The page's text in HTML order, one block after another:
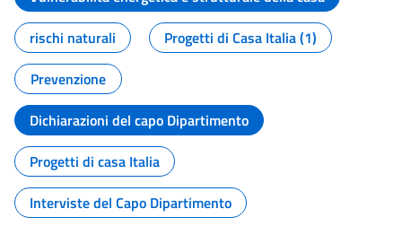
rischi naturali
Progetti di Casa Italia (1)
Prevenzione
Dichiarazioni del capo Dipartimento
Progetti di casa Italia
Interviste del Capo Dipartimento